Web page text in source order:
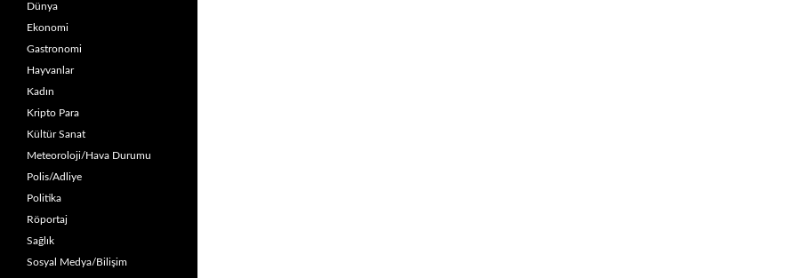
Dünya
Ekonomi
Gastronomi
Hayvanlar
Kadın
Kripto Para
Kültür Sanat
Meteoroloji/Hava Durumu
Polis/Adliye
Politika
Röportaj
Sağlık
Sosyal Medya/Bilişim